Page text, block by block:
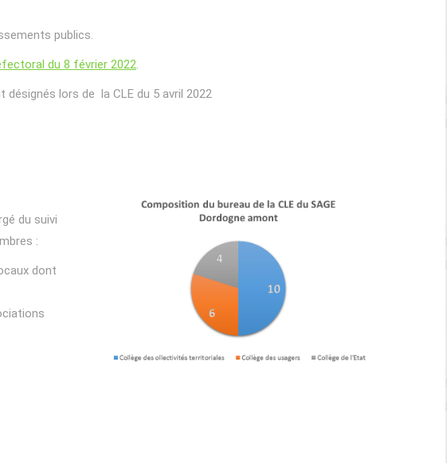
publics.
du 8 février 2022.
lors de la CLE du 5 avril 2022
du suivi
:
dont